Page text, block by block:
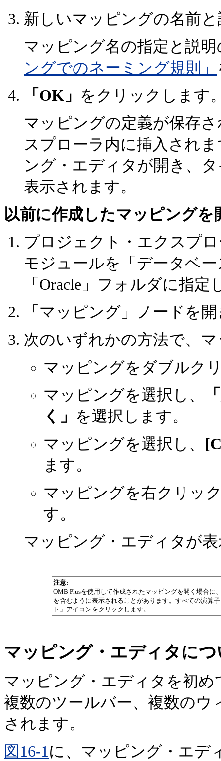
新しいマッピングの名前
マッピング名の指定と説
ングでのネーミング規則」
「OK」 をクリックします
マッピングの定義が保存
スプローラ内に挿入され
ング・エディタが開き、
表示されます。
以前に作成したマッピング
プロジェクト・エクスプ
モジュールを「データベ
「Oracle」フォルダに指定
「マッピング」ノードを
次のいずれかの方法で、
マッピングをダブルク
マッピングを選択し、
く」 を選択します。
マッピングを選択し、
ます。
マッピングを右クリッ
す。
マッピング・エディタが
注意:
OMB Plusを使用して作成されたマッピングを開く場合
を含むように表示されることがあります。すべての演算
ト」アイコンをクリックします。
マッピング・エディタに
マッピング・エディタを初
複数のツールバー、複数の
されます。
図16-1に、マッピング・エデ